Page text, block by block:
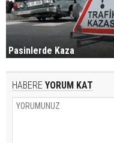
Pasinlerde Kaza
HABERE YORUM KAT